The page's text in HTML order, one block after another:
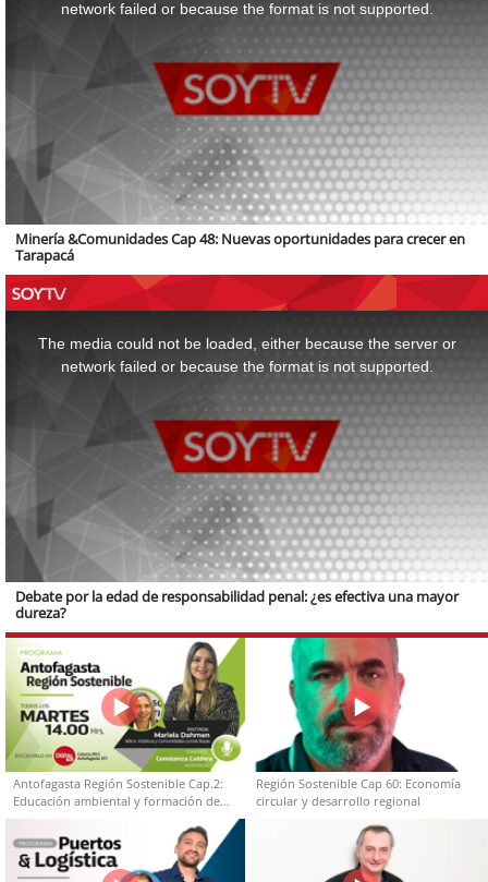
network failed or because the format is not supported.
Minería &Comunidades Cap 48: Nuevas oportunidades para crecer en
Tarapacá
The media could not be loaded, either because the server or
network failed or because the format is not supported.
Debate por la edad de responsabilidad penal: ¿es efectiva una mayor
dureza?
Antofagasta Región Sostenible Cap.2:
Educación ambiental y formación de
capacidades técnicas
Región Sostenible Cap 60: Economía
circular y desarrollo regional